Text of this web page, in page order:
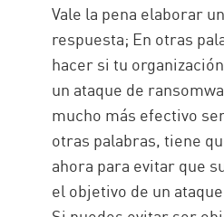
Vale la pena elaborar
respuesta; En otras
hacer si tu
un ataque de
mucho más efectivo
otras palabras, tiene
ahora para evitar que
el objetivo de un